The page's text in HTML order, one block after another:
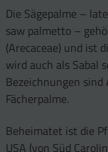
Die Sägepalme –
saw palmetto –
(Arecaceae) und ist
wird auch als Sabal
Bezeichnungen
Fächerpalme.
Beheimatet ist die
USA (von Süd